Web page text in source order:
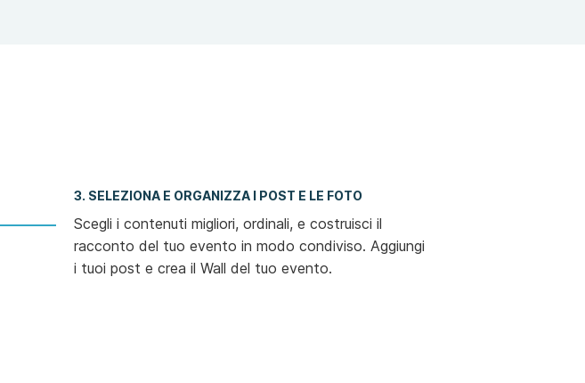
3. SELEZIONA E ORGANIZZA I POST E LE FOTO
Scegli i contenuti migliori, ordinali, e costruisci il
racconto del tuo evento in modo condiviso. Aggiungi
i tuoi post e crea il Wall del tuo evento.